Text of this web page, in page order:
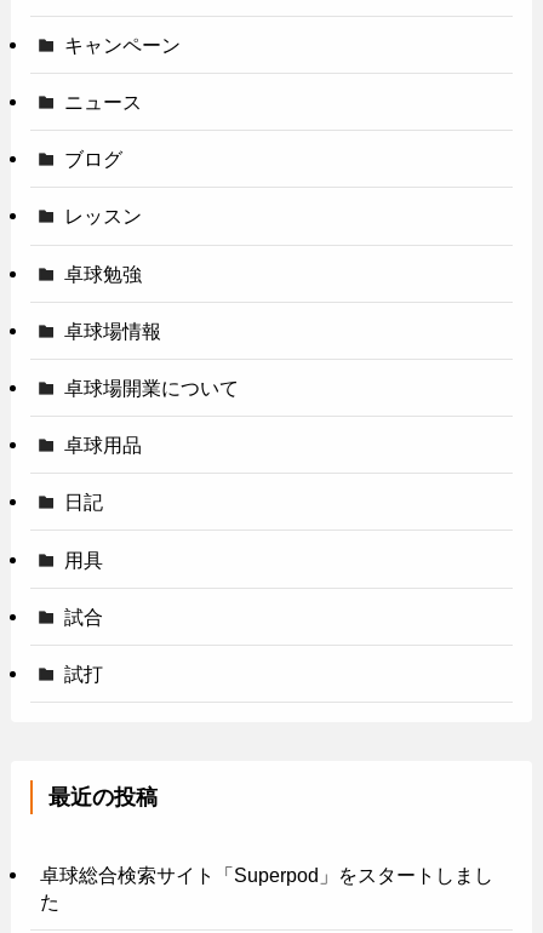
キャンペーン
ニュース
ブログ
レッスン
卓球勉強
卓球場情報
卓球場開業について
卓球用品
日記
用具
試合
試打
最近の投稿
卓球総合検索サイト「Superpod」をスタートしまし
た